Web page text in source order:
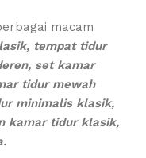
macam
tempat tidur
set kamar
tidur mewah
minimalis klasik,
kamar tidur klasik,